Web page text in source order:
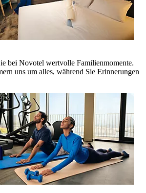
bei Novotel wertvolle Familienmomente.
uns um alles, während Sie Erinnerungen